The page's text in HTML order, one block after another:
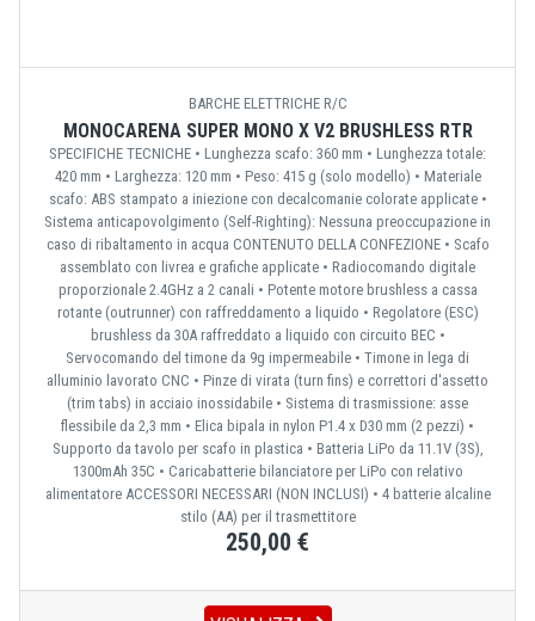
BARCHE ELETTRICHE R/C
MONOCARENA SUPER MONO X V2 BRUSHLESS RTR
SPECIFICHE TECNICHE • Lunghezza scafo: 360 mm • Lunghezza totale:
420 mm • Larghezza: 120 mm • Peso: 415 g (solo modello) • Materiale
scafo: ABS stampato a iniezione con decalcomanie colorate applicate •
Sistema anticapovolgimento (Self-Righting): Nessuna preoccupazione in
caso di ribaltamento in acqua CONTENUTO DELLA CONFEZIONE • Scafo
assemblato con livrea e grafiche applicate • Radiocomando digitale
proporzionale 2.4GHz a 2 canali • Potente motore brushless a cassa
rotante (outrunner) con raffreddamento a liquido • Regolatore (ESC)
brushless da 30A raffreddato a liquido con circuito BEC •
Servocomando del timone da 9g impermeabile • Timone in lega di
alluminio lavorato CNC • Pinze di virata (turn fins) e correttori d'assetto
(trim tabs) in acciaio inossidabile • Sistema di trasmissione: asse
flessibile da 2,3 mm • Elica bipala in nylon P1.4 x D30 mm (2 pezzi) •
Supporto da tavolo per scafo in plastica • Batteria LiPo da 11.1V (3S),
1300mAh 35C • Caricabatterie bilanciatore per LiPo con relativo
alimentatore ACCESSORI NECESSARI (NON INCLUSI) • 4 batterie alcaline
stilo (AA) per il trasmettitore
250,00 €